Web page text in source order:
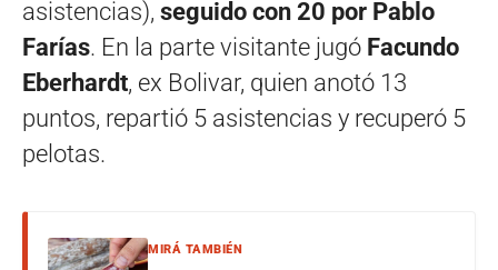
asistencias), seguido con 20 por Pablo
Farías. En la parte visitante jugó Facundo
Eberhardt, ex Bolivar, quien anotó 13
puntos, repartió 5 asistencias y recuperó 5
pelotas.
MIRÁ TAMBIÉN